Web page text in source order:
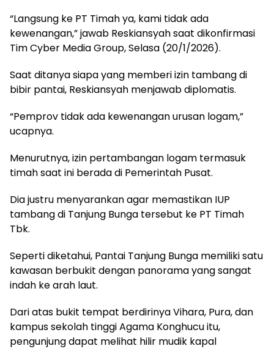
“Langsung ke PT Timah ya, kami tidak ada
kewenangan,” jawab Reskiansyah saat dikonfirmasi
Tim Cyber Media Group, Selasa (20/1/2026).
Saat ditanya siapa yang memberi izin tambang di
bibir pantai, Reskiansyah menjawab diplomatis.
“Pemprov tidak ada kewenangan urusan logam,”
ucapnya.
Menurutnya, izin pertambangan logam termasuk
timah saat ini berada di Pemerintah Pusat.
Dia justru menyarankan agar memastikan IUP
tambang di Tanjung Bunga tersebut ke PT Timah
Tbk.
Seperti diketahui, Pantai Tanjung Bunga memiliki satu
kawasan berbukit dengan panorama yang sangat
indah ke arah laut.
Dari atas bukit tempat berdirinya Vihara, Pura, dan
kampus sekolah tinggi Agama Konghucu itu,
pengunjung dapat melihat hilir mudik kapal